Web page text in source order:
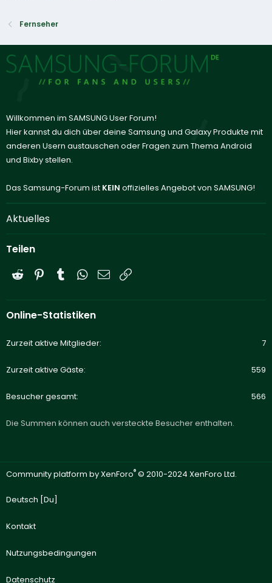
Fernseher
Willkommen im SAMSUNG User Forum!
Hier kannst du dich über deine Samsung und Galaxy Produkte mit
anderen Usern austauschen oder Fragen zum Thema Android
und Bixby stellen.
Das Samsung-Forum ist KEIN offizielles Angebot von SAMSUNG!
Aktuelles
Teilen
Reddit PinterestTumblrWhatsApp
E-Mail
Online-Statistiken
Zurzeit aktive Mitglieder 7
Zurzeit aktive Gäste 559
Besucher gesamt 566
Die Summen können auch versteckte Besucher enthalten.
Community platform by XenForo® © 2010-2024 XenForo Ltd.
Deutsch [Du]
Kontakt
Nutzungsbedingungen
Datenschutz